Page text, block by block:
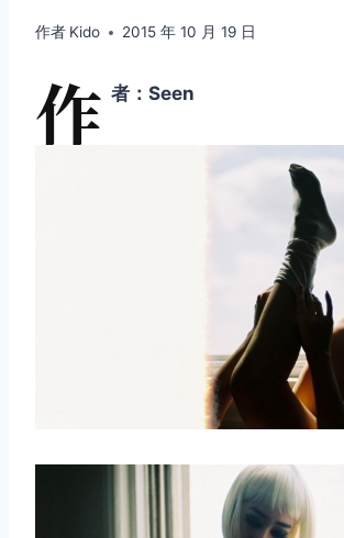
作者 Kido 2015 年 10 月 19 日
作 者：Seen